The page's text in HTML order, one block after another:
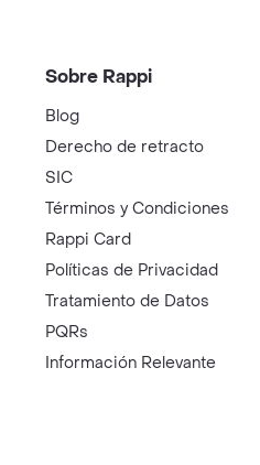
Sobre Rappi
Blog
Derecho de retracto
SIC
Términos y Condiciones
Rappi Card
Políticas de Privacidad
Tratamiento de Datos
PQRs
Información Relevante